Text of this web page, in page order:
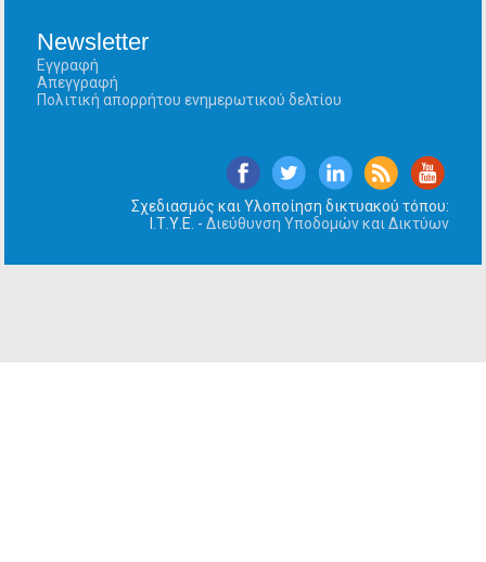
Newsletter
Εγγραφή
Απεγγραφή
Πολιτική απορρήτου ενημερωτικού δελτίου
Σχεδιασμός και Υλοποίηση δικτυακού τόπου:
Ι.Τ.Υ.Ε. - Διεύθυνση Υποδομών και Δικτύων